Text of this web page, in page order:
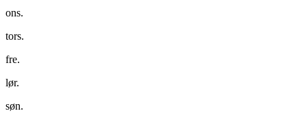
ons.
tors.
fre.
lør.
søn.